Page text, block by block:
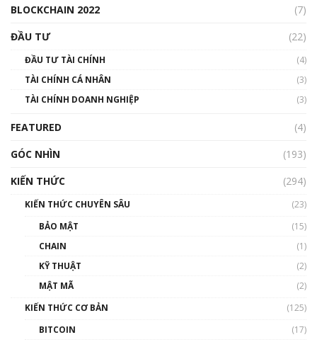
00:02:14
Nhìn lại năm 2022: Những sự kiện ảnh hưởng
đến hệ sinh thái tiền mã hoá | Phổ cập
00:43:47
BLOCKCHAIN 2022
(7)
ĐẦU TƯ
(22)
ĐẦU TƯ TÀI CHÍNH
(4)
TÀI CHÍNH CÁ NHÂN
(3)
TÀI CHÍNH DOANH NGHIỆP
(3)
FEATURED
(4)
GÓC NHÌN
(193)
KIẾN THỨC
(294)
KIẾN THỨC CHUYÊN SÂU
(23)
BẢO MẬT
(15)
CHAIN
(1)
KỸ THUẬT
(2)
MẬT MÃ
(2)
KIẾN THỨC CƠ BẢN
(125)
BITCOIN
(17)